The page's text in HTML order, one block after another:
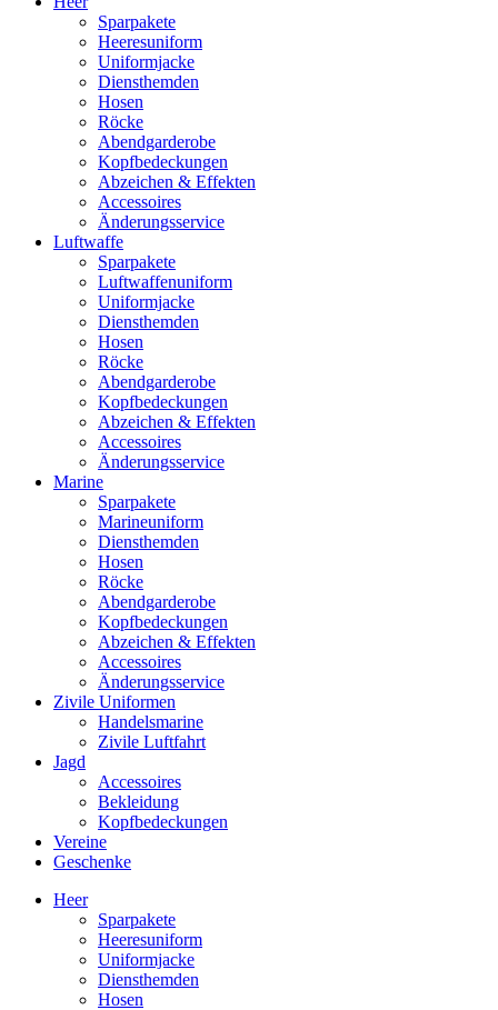
Sparpakete
Heeresuniform
Uniformjacke
Diensthemden
Hosen
Röcke
Abendgarderobe
Kopfbedeckungen
Abzeichen & Effekten
Accessoires
Änderungsservice
Luftwaffe
Sparpakete
Luftwaffenuniform
Uniformjacke
Diensthemden
Hosen
Röcke
Abendgarderobe
Kopfbedeckungen
Abzeichen & Effekten
Accessoires
Änderungsservice
Marine
Sparpakete
Marineuniform
Diensthemden
Hosen
Röcke
Abendgarderobe
Kopfbedeckungen
Abzeichen & Effekten
Accessoires
Änderungsservice
Zivile Uniformen
Handelsmarine
Zivile Luftfahrt
Jagd
Accessoires
Bekleidung
Kopfbedeckungen
Vereine
Geschenke
Heer
Sparpakete
Heeresuniform
Uniformjacke
Diensthemden
Hosen